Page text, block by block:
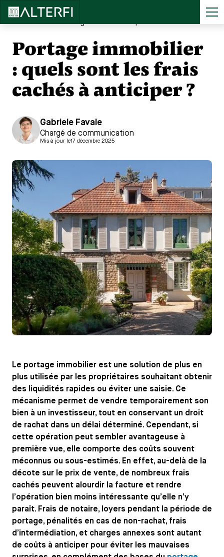
Portage immobilier
: quels sont les frais
cachés à anticiper ?
Gabriele Favale
Chargé de communication
Mis à jour le17 décembre 2025
Le portage immobilier est une solution de plus en
plus utilisée par les propriétaires souhaitant obtenir
des liquidités rapides ou éviter une saisie. Ce
mécanisme permet de vendre temporairement son
bien à un investisseur, tout en conservant un droit
de rachat dans un délai déterminé. Cependant, si
cette opération peut sembler avantageuse à
première vue, elle comporte des coûts souvent
méconnus ou sous-estimés. En effet, au-delà de la
décote sur le prix de vente, de nombreux frais
cachés peuvent alourdir la facture et rendre
l’opération bien moins intéressante qu’elle n’y
paraît. Frais de notaire, loyers pendant la période de
portage, pénalités en cas de non-rachat, frais
d’intermédiation, et charges annexes sont autant
de coûts à anticiper pour éviter les mauvaises